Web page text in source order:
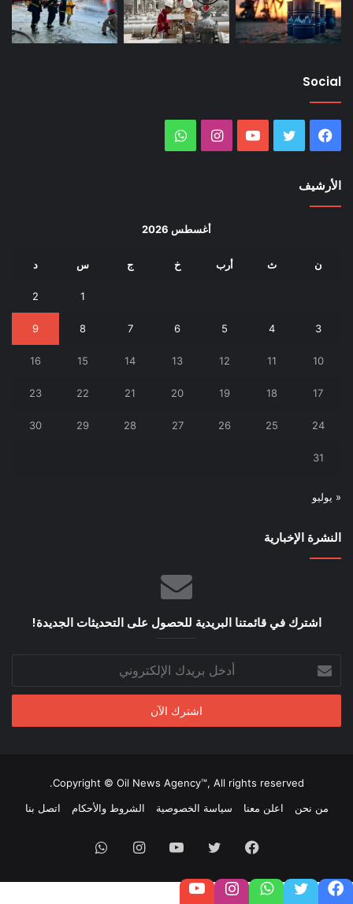
Social
فيسبوك تويتر يوتيوب انستقرام
الأرشيف
أغسطس 2026
ن ث أرب خ ج س د
1
2
3
4
5
6
7
8
9
10
11
12
13
14
15
16
17
18
19
20
21
22
23
24
25
26
27
28
29
30
31
« يوليو
النشرة الإخبارية
اشترك في قائمتنا البريدية للحصول على التحديثات الجديدة!
بريدك
الإلكتروني
Copyright © Oil News Agency™, All rights reserved.
من نحن
اعلن معنا سياسة الخصوصية الشروط والأحكام اتصل بنا
فيسبوك تويتر يوتيوب انستقرام
فيسبوكتويتر واتسابتابعنا على إنستغرامتابعنا على يوتيوب